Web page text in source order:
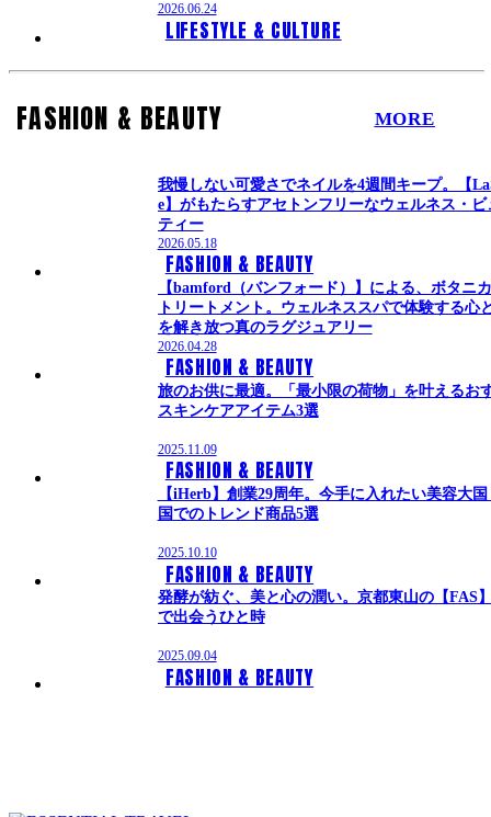
2026.06.24
LIFESTYLE & CULTURE
FASHION & BEAUTY MORE
我慢しない可愛さでネイルを4週間キープ。【
e】がもたらすアセトンフリーなウェルネス・ビ
ティー
2026.05.18
FASHION & BEAUTY
【bamford（バンフォード）】による、ボタニ
トリートメント。ウェルネススパで体験する心
を解き放つ真のラグジュアリー
2026.04.28
FASHION & BEAUTY
旅のお供に最適。「最小限の荷物」を叶えるお
スキンケアアイテム3選
2025.11.09
FASHION & BEAUTY
【iHerb】創業29周年。今手に入れたい美容大
国でのトレンド商品5選
2025.10.10
FASHION & BEAUTY
発酵が紡ぐ、美と心の潤い。京都東山の【FAS
で出会うひと時
2025.09.04
FASHION & BEAUTY